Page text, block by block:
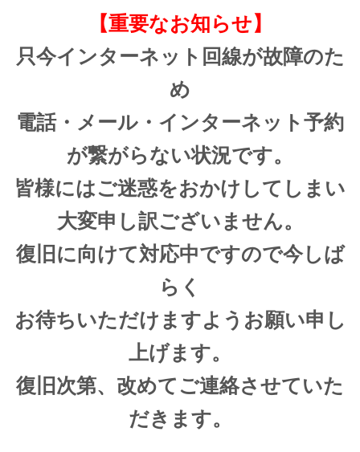
【重要なお知らせ】
只今インターネット回線が故障のた
め
電話・メール・インターネット予約
が繋がらない状況です。
皆様にはご迷惑をおかけしてしまい
大変申し訳ございません。
復旧に向けて対応中ですので今しば
らく
お待ちいただけますようお願い申し
上げます。
復旧次第、改めてご連絡させていた
だきます。